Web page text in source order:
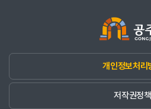
교동
286-2-000014 우성
반죽
개인정보처리
저작권정책